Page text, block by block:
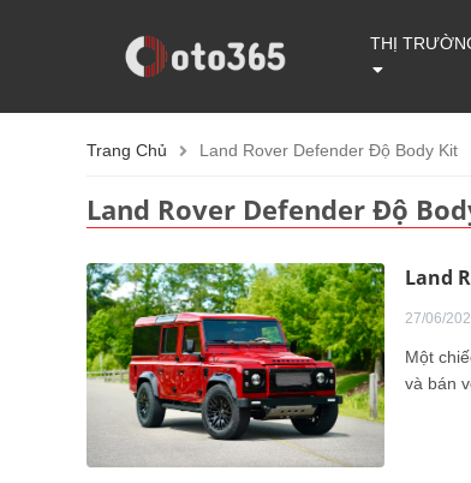
THỊ
Trang Chủ Land Rover Defender Độ Body Kit
Land Rover Defender Độ
Land
27/06/
Một
và bán